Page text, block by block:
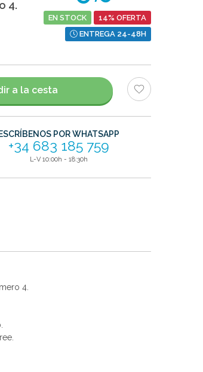
4.
EN STOCK
14% OFERTA
ENTREGA 24-48H
a la cesta
ESCRÍBENOS POR WHATSAPP
+34 683 185 759
L-V 10:00h - 18:30h
4.